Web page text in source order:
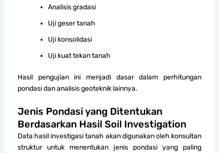
Analisis gradasi
Uji geser tanah
Uji konsolidasi
Uji kuat tekan tanah
Hasil pengujian ini menjadi dasar dalam perhitungan
pondasi dan analisis geoteknik lainnya.
Jenis Pondasi yang Ditentukan
Berdasarkan Hasil Soil Investigation
Data hasil investigasi tanah akan digunakan oleh konsultan
struktur untuk menentukan jenis pondasi yang paling